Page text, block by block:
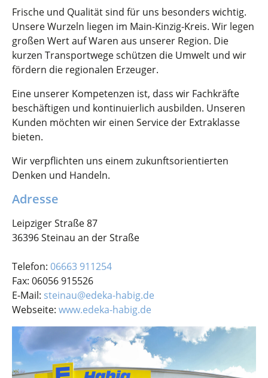
Frische und Qualität sind für uns besonders wichtig.
Unsere Wurzeln liegen im Main-Kinzig-Kreis. Wir legen
großen Wert auf Waren aus unserer Region. Die
kurzen Transportwege schützen die Umwelt und wir
fördern die regionalen Erzeuger.
Eine unserer Kompetenzen ist, dass wir Fachkräfte
beschäftigen und kontinuierlich ausbilden. Unseren
Kunden möchten wir einen Service der Extraklasse
bieten.
Wir verpflichten uns einem zukunftsorientierten
Denken und Handeln.
Adresse
Leipziger Straße 87
36396 Steinau an der Straße
Telefon: 06663 911254
Fax: 06056 915526
E-Mail: steinau@edeka-habig.de
Webseite: www.edeka-habig.de